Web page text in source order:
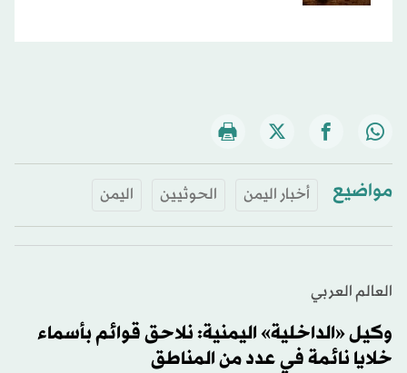
مواضيع أخبار اليمن الحوثيين اليمن
العالم العربي
وكيل «الداخلية» اليمنية: نلاحق قوائم بأسماء
خلايا نائمة في عدد من المناطق